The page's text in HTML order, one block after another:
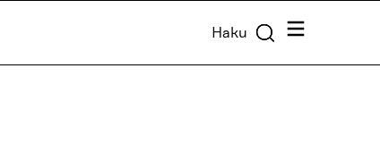
Haku Valikko